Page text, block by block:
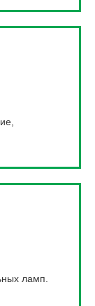
ламп.